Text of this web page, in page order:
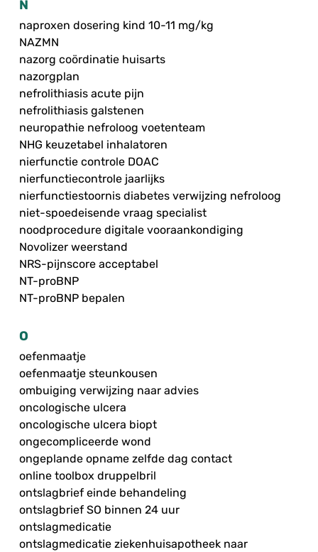
N
naproxen dosering kind 10-11 mg/kg
NAZMN
nazorg coördinatie huisarts
nazorgplan
nefrolithiasis acute pijn
nefrolithiasis galstenen
neuropathie nefroloog voetenteam
NHG keuzetabel inhalatoren
nierfunctie controle DOAC
nierfunctiecontrole jaarlijks
nierfunctiestoornis diabetes verwijzing nefroloog
niet-spoedeisende vraag specialist
noodprocedure digitale vooraankondiging
Novolizer weerstand
NRS-pijnscore acceptabel
NT-proBNP
NT-proBNP bepalen
O
oefenmaatje
oefenmaatje steunkousen
ombuiging verwijzing naar advies
oncologische ulcera
oncologische ulcera biopt
ongecompliceerde wond
ongeplande opname zelfde dag contact
online toolbox druppelbril
ontslagbrief einde behandeling
ontslagbrief SO binnen 24 uur
ontslagmedicatie
ontslagmedicatie ziekenhuisapotheek naar